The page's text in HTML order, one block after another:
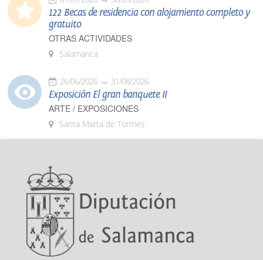
122 Becas de residencia con alojamiento completo y
gratuito
OTRAS ACTIVIDADES
Salamanca
26/06/2026 31/08/2026
Exposición El gran banquete II
ARTE / EXPOSICIONES
Santa Marta de Tormes